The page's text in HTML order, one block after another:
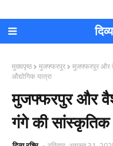
मुख्यपृष्ठ मुजफ्फरपुर
मुजफ्फरपुर और
औद्योगिक यात्रा
मुजफ्फरपुर और
गंगे की सांस्कृतिक